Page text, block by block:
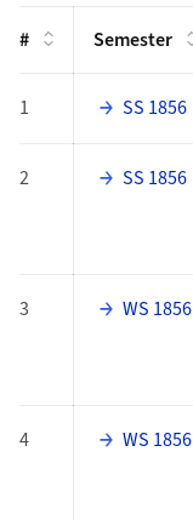
# Semester
1 SS 1856
2 SS 1856
3 WS 1856
4 WS 1856